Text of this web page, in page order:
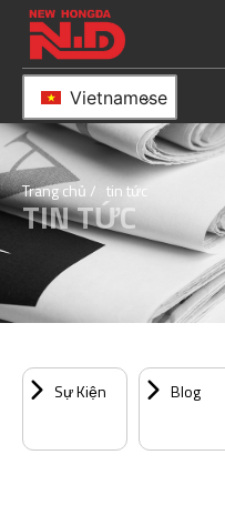
Vietnamese
Trang chủ / tin tức
TIN TỨC
Sự Kiện Blog